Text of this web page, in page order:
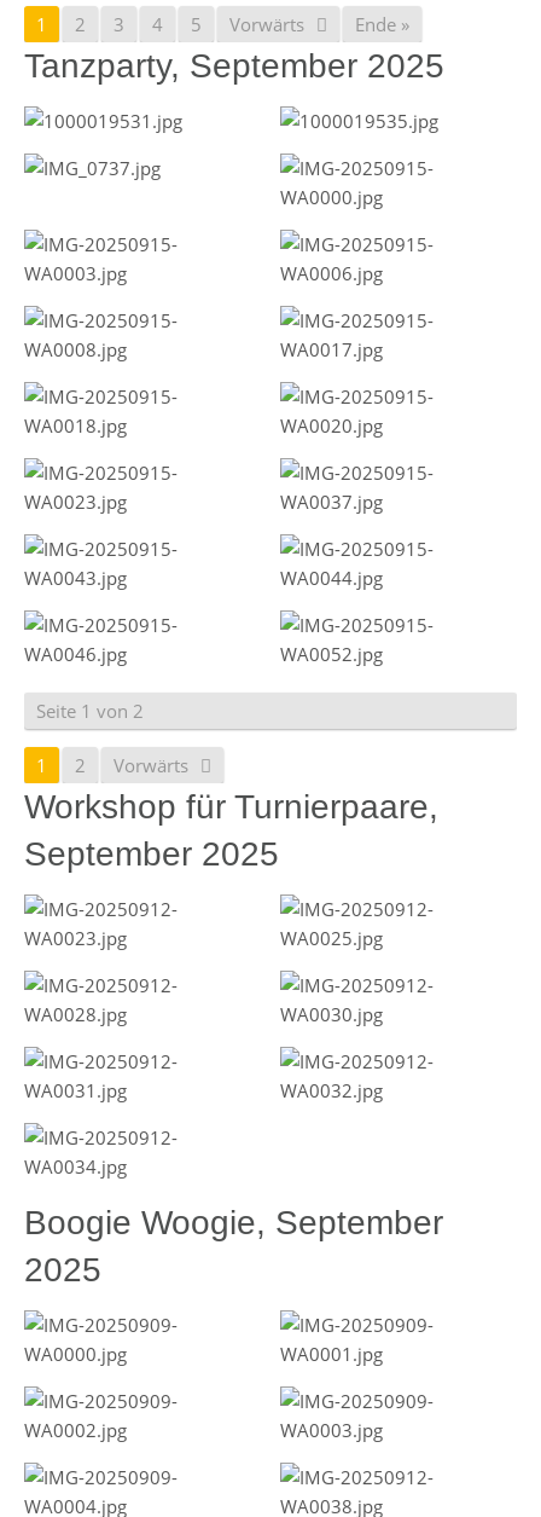
1 2 3 4 5 Vorwärts Ende »
Tanzparty, September 2025
Seite 1 von 2
1 2 Vorwärts
Workshop für Turnierpaare,
September 2025
Boogie Woogie, September
2025